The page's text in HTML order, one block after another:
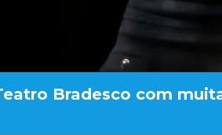
Bradesco com